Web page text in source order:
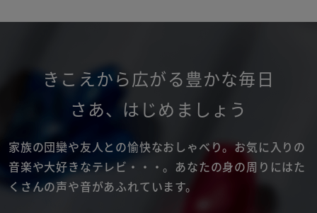
きこえから広がる豊かな毎日
さあ、 はじめましょう
家族の団欒や友人との愉快なおしゃべり。お気に入りの
音楽や大好きなテレビ・・・。 あなたの身の周りにはた
くさんの声や音があふれています。